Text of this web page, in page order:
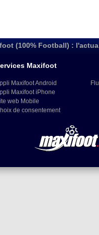
(100% Football) :
Maxifoot
Maxifoot Android
Maxifoot iPhone
web Mobile
de consentement